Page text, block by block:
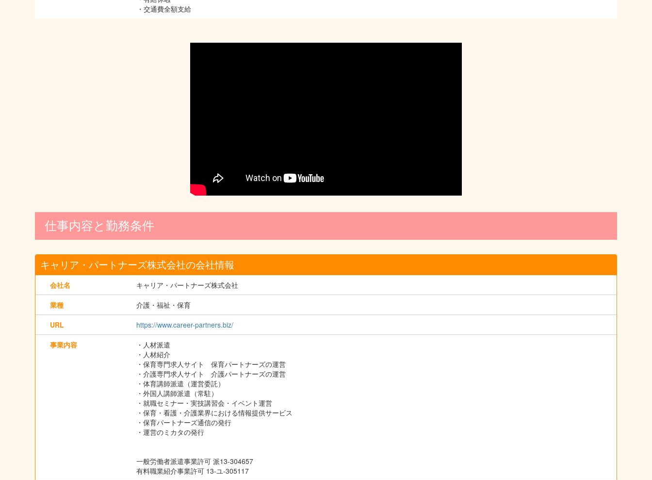
・交通費全額支給
仕事内容と勤務条件
キャリア・パートナーズ株式会社の会社情報
会社名 キャリア・パートナーズ株式会社
業種 介護・福祉・保育
URL https://www.career-partners.biz/
事業内容
・人材派遣
・人材紹介
・保育専門求人サイト 保育パートナーズの運営
・介護専門求人サイト 介護パートナーズの運営
・体育講師派遣（運営委託）
・外国人講師派遣（常駐）
・就職セミナー・実技講習会・イベント運営
・保育・看護・介護業界における情報提供サービス
・保育パートナーズ通信の発行
・運営のミカタの発行
一般労働者派遣事業許可 派13-304657
有料職業紹介事業許可 13-ユ-305117